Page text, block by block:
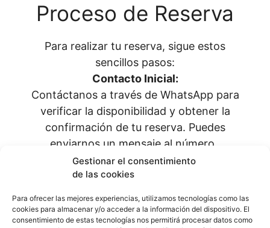
Gestionar el consentimiento
de las cookies
Para ofrecer las mejores experiencias, utilizamos tecnologías como las
cookies para almacenar y/o acceder a la información del dispositivo. El
consentimiento de estas tecnologías nos permitirá procesar datos como
Proceso de Reserva
Para realizar tu reserva, sigue estos
sencillos pasos:
Contacto Inicial:
Contáctanos a través de WhatsApp para
verificar la disponibilidad y obtener la
confirmación de tu reserva. Puedes
enviarnos un mensaje al número .
whatsapp
siguiente cuenta :